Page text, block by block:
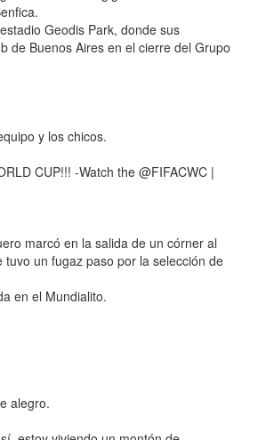
Geodis Park, donde sus
de Buenos Aires en el cierre del Grupo
y los chicos.
CUP!!! -Watch the @FIFACWC |
marcó en la salida de un córner al
un fugaz paso por la selección de
en el Mundialito.
alegro.